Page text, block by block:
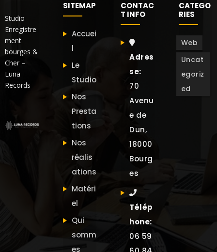
Studio
Enregistre
ment
bourges &
Cher –
Luna
Records
SITEMAP
Accuei
l
Le
Studio
Nos
Presta
tions
Nos
réalis
ations
Matéri
el
Qui
somm
es
CONTAC
T INFO
Adres
se:
70
Avenu
e de
Dun,
18000
Bourg
es
Télép
hone:
06 59
CATEGO
RIES
Web
Uncat
egoriz
ed